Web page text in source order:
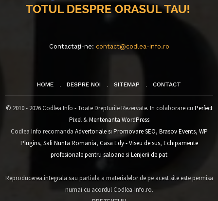
Contactați-ne: contact@codlea-info.ro
HOME DESPRE NOI SITEMAP CONTACT
© 2010 - 2026 Codlea Info - Toate Drepturile Rezervate. In colaborare cu Perfect
Pixel&Mentenanta WordPress
Codlea Info recomanda Advertoriale si Promovare SEO, Brasov Events, WP
Plugins, Sali Nunta Romania, Casa Edy - Viseu de sus, Echipamente
profesionale pentru saloanesi Lenjerii de pat
Reproducerea integrala sau partiala a materialelor de pe acest site este permisa
numai cu acordul Codlea-Info.ro.